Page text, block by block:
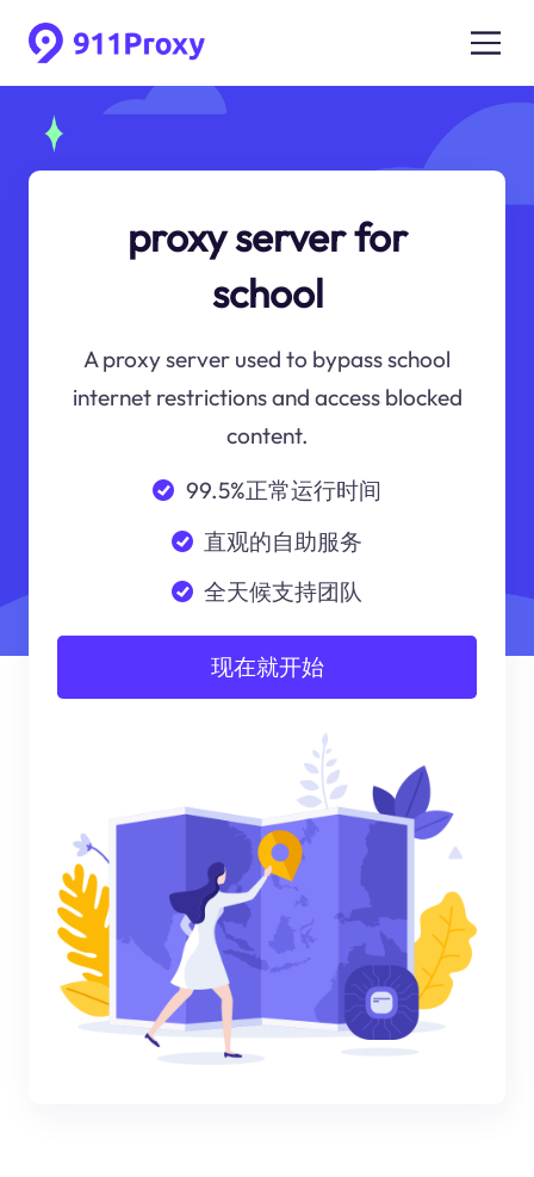
proxy server for
school
A proxy server used to bypass school
internet restrictions and access blocked
content.
99.5%正常运行时间
直观的自助服务
全天候支持团队
现在就开始